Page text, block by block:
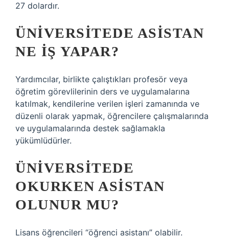
27 dolardır.
ÜNIVERSITEDE ASISTAN
NE IŞ YAPAR?
Yardımcılar, birlikte çalıştıkları profesör veya
öğretim görevlilerinin ders ve uygulamalarına
katılmak, kendilerine verilen işleri zamanında ve
düzenli olarak yapmak, öğrencilere çalışmalarında
ve uygulamalarında destek sağlamakla
yükümlüdürler.
ÜNIVERSITEDE
OKURKEN ASISTAN
OLUNUR MU?
Lisans öğrencileri “öğrenci asistanı” olabilir.